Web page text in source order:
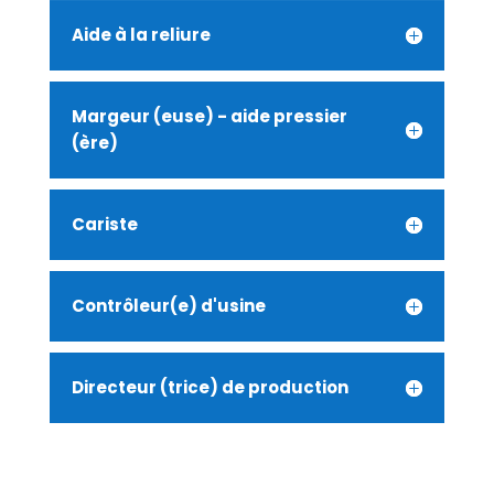
Aide à la reliure
Margeur (euse) - aide pressier
(ère)
Cariste
Contrôleur(e) d'usine
Directeur (trice) de production